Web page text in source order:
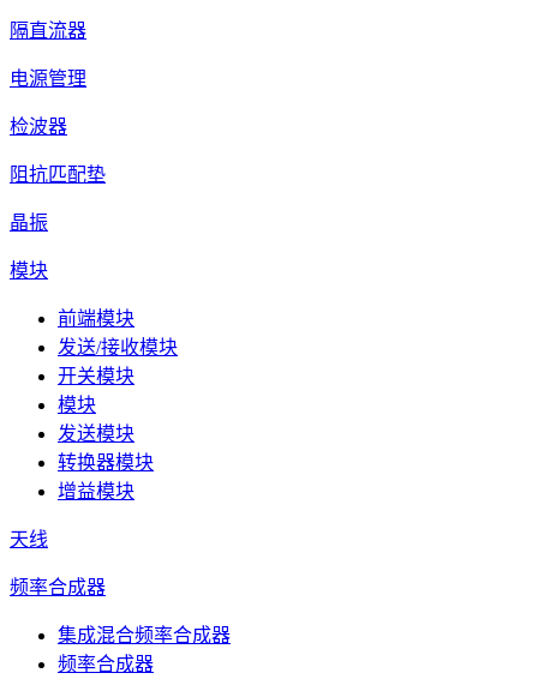
隔直流器
电源管理
检波器
阻抗匹配垫
晶振
模块
前端模块
发送/接收模块
开关模块
模块
发送模块
转换器模块
增益模块
天线
频率合成器
集成混合频率合成器
频率合成器